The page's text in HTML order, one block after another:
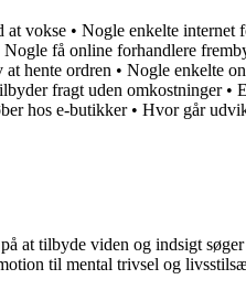
at vokse • Nogle enkelte internet
Nogle få online forhandlere
hente ordren • Nogle enkelte
fragt uden omkostninger•
hos e-butikker• Hvor går
at tilbyde viden og indsigt
til mental trivsel og